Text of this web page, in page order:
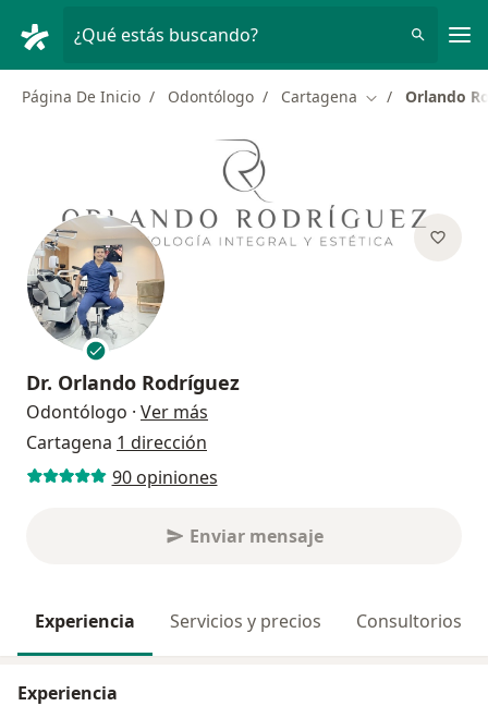
¿Qué estás buscando?
Página De Inicio Odontólogo Cartagena Cambiar de
Orlando
Dr. Orlando Rodríguez
Odontólogo · Ver más
Cartagena 1 dirección
90 opiniones
Enviar mensaje
Experiencia Servicios y precios Consultorios
Experiencia